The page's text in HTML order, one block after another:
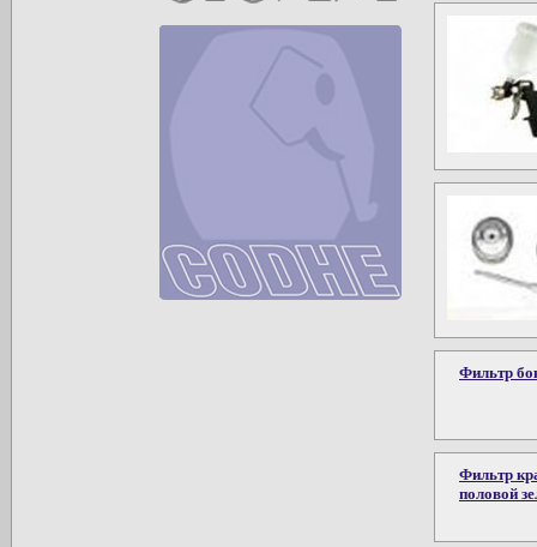
Фильтр
Фильтр
половой